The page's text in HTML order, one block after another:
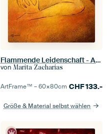
Flammende Leidenschaft - Aktmalerei Liebespaare
von Marita Zacharias
ArtFrame™ –60×80cm CHF133.-
Größe & Material selbst wählen